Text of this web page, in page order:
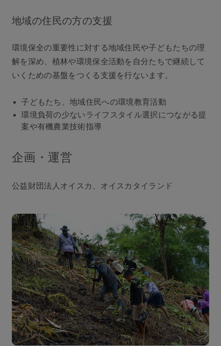
地域の住民の方の支援
環境保全の重要性に対する地域住民や子どもたちの理
解を深め、植林や環境保全活動を自分たちで継続して
いくための基盤をつくる支援を行ないます。
子どもたち、地域住民への環境教育活動
環境負荷の少ないライフスタイル選択につながる提
案や有機農業技術指導
企画・運営
公益財団法人オイスカ、オイスカタイランド